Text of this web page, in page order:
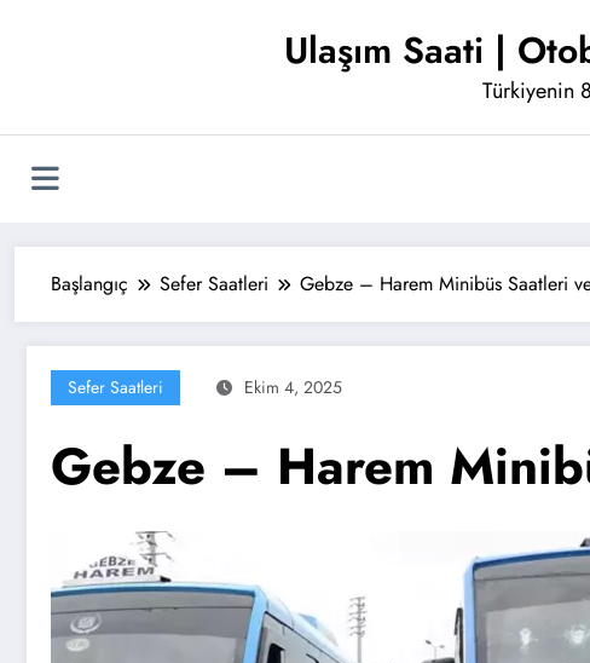
Ulaşım Saati |
Türkiyenin
Başlangıç Sefer Saatleri Gebze – Harem Minibüs Saatleri
Sefer Saatleri Ekim 4, 2025
Gebze – Harem